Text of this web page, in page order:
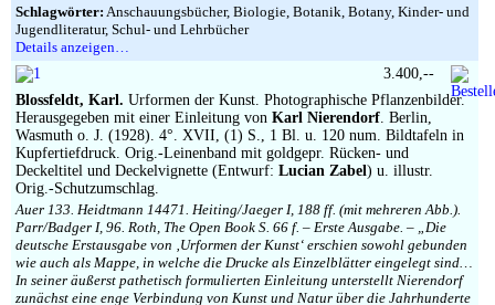
Schlagwörter: Anschauungsbücher, Biologie, Botanik, Botany, Kinder- und
Jugendliteratur, Schul- und Lehrbücher
Details anzeigen…
Blossfeldt, Karl. Urformen der Kunst. Photographische Pflanzenbilder.
Herausgegeben mit einer Einleitung von Karl Nierendorf. Berlin,
Wasmuth o. J. (1928). 4°. XVII, (1) S., 1 Bl. u. 120 num. Bildtafeln in
Kupfertiefdruck. Orig.-Leinenband mit goldgepr. Rücken- und
Deckeltitel und Deckelvignette (Entwurf: Lucian Zabel) u. illustr.
Orig.-Schutzumschlag.
Auer 133. Heidtmann 14471. Heiting/Jaeger I, 188 ff. (mit mehreren Abb.).
Parr/Badger I, 96. Roth, The Open Book S. 66 f. – Erste Ausgabe. – „Die
deutsche Erstausgabe von ‚Urformen der Kunst‘ erschien sowohl gebunden
wie auch als Mappe, in welche die Drucke als Einzelblätter eingelegt sind…
In seiner äußerst pathetisch formulierten Einleitung unterstellt Nierendorf
zunächst eine enge Verbindung von Kunst und Natur über die Jahrhunderte
3.400,--